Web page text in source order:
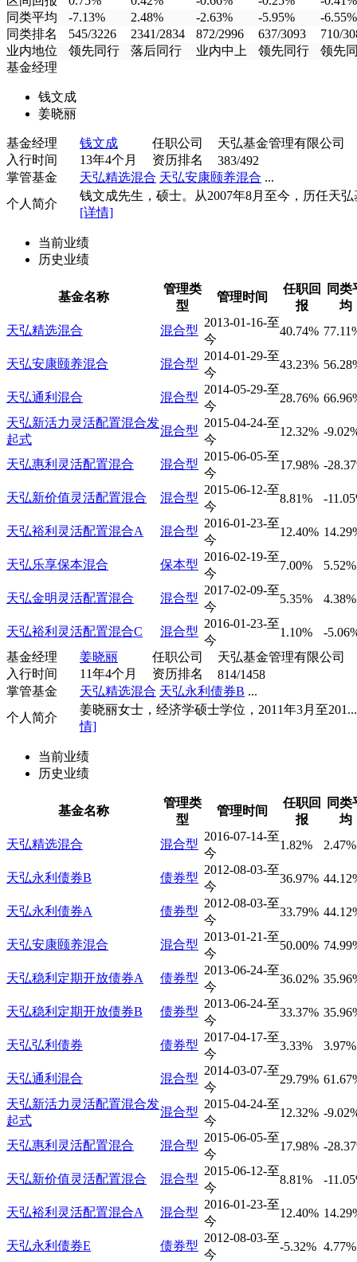
同类平均
-7.13% 2.48% -2.63% -5.95%
-6.55%
同类排名
545/3226 2341/2834 872/2996 637/3093
710/
业内地位
领先同行 落后同行 业内中上 领先同行
领先
基金经理
钱文成
姜晓丽
基金经理 钱文成 任职公司
天弘基金管理有限公司
入行时间
13年4个月 资历排名
383/492
掌管基金
天弘精选混合 天弘安康颐养混合 ...
个人简介
钱文成先生，硕士。从2007年8月至今，历任天弘
[详情]
当前业绩
历史业绩
基金名称
管理类
型
管理时间
任职回
报
同类
均
天弘精选混合
混合型
2013-01-16-至
今
40.74%
天弘安康颐养混合 混合型
2014-01-29-至
今
43.23%
天弘通利混合 混合型
2014-05-29-至
今
28.76%
天弘新活力灵活配置混合发
起式
混合型
2015-04-24-至
今
12.32% -
天弘惠利灵活配置混合 混合型
2015-06-05-至
今
17.98% -
天弘新价值灵活配置混合 混合型
2015-06-12-至
今
8.81% -
天弘裕利灵活配置混合A 混合型
2016-01-23-至
今
12.40%
天弘乐享保本混合 保本型
2016-02-19-至
今
7.00% 5.52%
天弘金明灵活配置混合 混合型
2017-02-09-至
今
5.35% 4.38%
天弘裕利灵活配置混合C 混合型
2016-01-23-至
今
1.10%
-
基金经理
姜晓丽 任职公司
天弘基金管理有限公司
入行时间
11年4个月 资历排名
814/1458
掌管基金
天弘精选混合 天弘永利债券B ...
个人简介
姜晓丽女士，经济学硕士学位，2011年3月至201...
情]
当前业绩
历史业绩
基金名称
管理类
型
管理时间
任职回
报
同类
均
天弘精选混合
混合型
2016-07-14-至
今
1.82% 2.47%
天弘永利债券B 债券型
2012-08-03-至
今
36.97%
天弘永利债券A 债券型
2012-08-03-至
今
33.79%
天弘安康颐养混合 混合型
2013-01-21-至
今
50.00%
天弘稳利定期开放债券A 债券型
2013-06-24-至
今
36.02%
天弘稳利定期开放债券B 债券型
2013-06-24-至
今
33.37%
天弘弘利债券 债券型
2017-04-17-至
今
3.33% 3.97%
天弘通利混合 混合型
2014-03-07-至
今
29.79%
天弘新活力灵活配置混合发
起式
混合型
2015-04-24-至
今
12.32% -
天弘惠利灵活配置混合 混合型
2015-06-05-至
今
17.98% -
天弘新价值灵活配置混合 混合型
2015-06-12-至
今
8.81% -
天弘裕利灵活配置混合A 混合型
2016-01-23-至
今
12.40%
天弘永利债券E 债券型
2012-08-03-至
今
-5.32% 4.77%